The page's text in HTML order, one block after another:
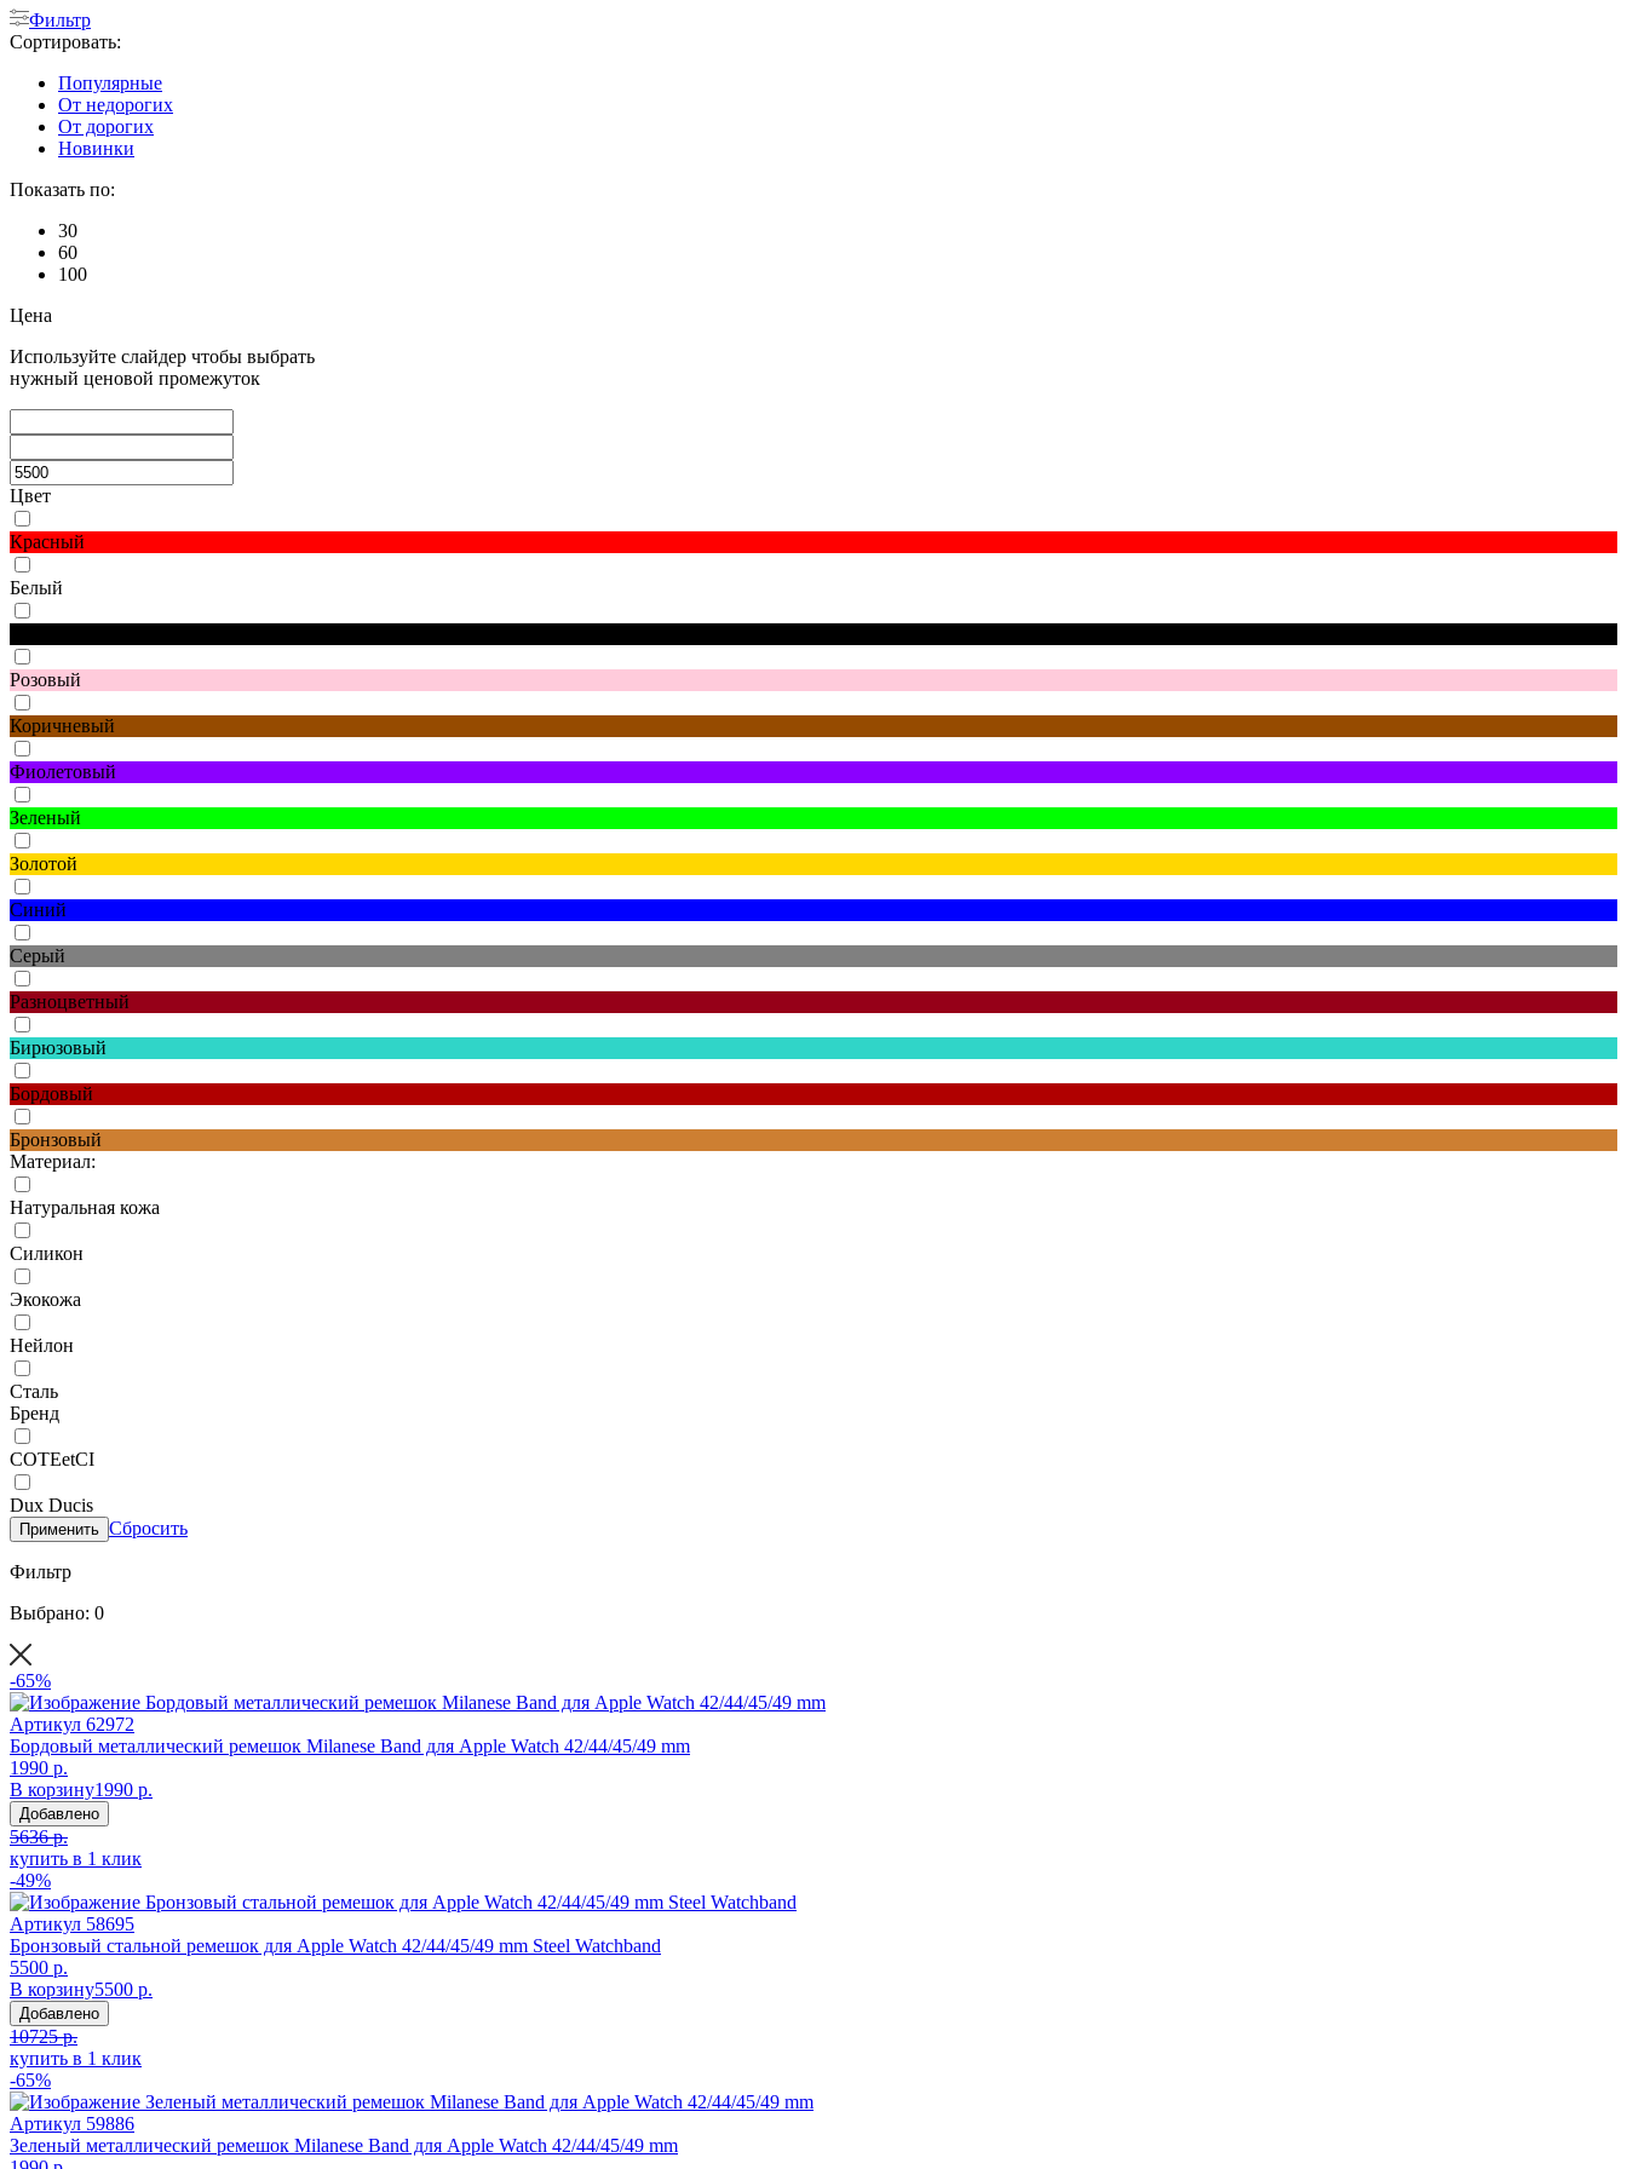
Фильтр
Сортировать:
Популярные
От недорогих
От дорогих
Новинки
Показать по:
30
60
100
Цена
Используйте слайдер чтобы выбрать
нужный ценовой промежуток
Цвет
Красный
Белый
Розовый
Коричневый
Фиолетовый
Зеленый
Золотой
Синий
Серый
Разноцветный
Бирюзовый
Бордовый
Бронзовый
Материал:
Натуральная кожа
Силикон
Экокожа
Нейлон
Сталь
Бренд
COTEetCI
Dux Ducis
Применить Сбросить
Фильтр
Выбрано: 0
-65%
Артикул 62972
Бордовый металлический ремешок Milanese Band для Apple Watch 42/44/45/49 mm
1990 р.
В корзину1990 р.
Добавлено
5636 р.
купить в 1 клик
-49%
Артикул 58695
Бронзовый стальной ремешок для Apple Watch 42/44/45/49 mm Steel Watchband
5500 р.
В корзину5500 р.
Добавлено
10725 р.
купить в 1 клик
-65%
Артикул 59886
Зеленый металлический ремешок Milanese Band для Apple Watch 42/44/45/49 mm